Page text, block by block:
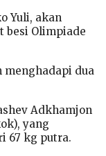
Yuli, akan
besi Olimpiade
menghadapi dua
Adkhamjon
yang
67 kg putra.